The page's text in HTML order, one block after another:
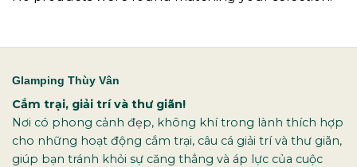
Glamping Thùy Vân
Cắm trại, giải trí và thư giãn!
Nơi có phong cảnh đẹp, không khí trong lành thích hợp
cho những hoạt động cắm trại, câu cá giải trí và thư giãn,
giúp bạn tránh khỏi sự căng thẳng và áp lực của cuộc